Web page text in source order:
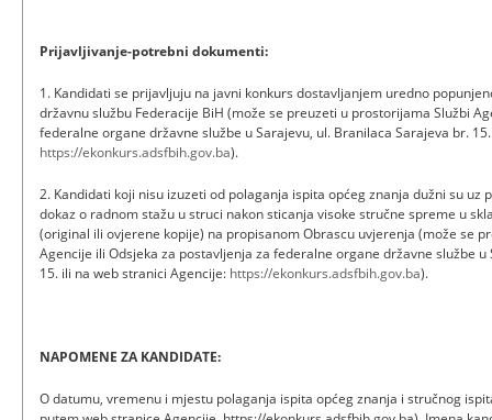
Prijavljivanje-potrebni dokumenti:
1. Kandidati se prijavljuju na javni konkurs dostavljanjem uredno
državnu službu Federacije BiH (može se preuzeti u prostorijama Službi
federalne organe državne službe u Sarajevu, ul. Branilaca Sarajeva br.
https://ekonkurs.adsfbih.gov.ba).
2. Kandidati koji nisu izuzeti od polaganja ispita općeg znanja dužni su uz
dokaz o radnom stažu u struci nakon sticanja visoke stručne spreme u
(original ili ovjerene kopije) na propisanom Obrascu uvjerenja (može se
Agencije ili Odsjeka za postavljenja za federalne organe državne službe
15. ili na web stranici Agencije: https://ekonkurs.adsfbih.gov.ba).
NAPOMENE ZA KANDIDATE:
O datumu, vremenu i mjestu polaganja ispita općeg znanja i stručnog